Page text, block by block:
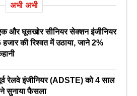
अभी अभी
और घूसखोर सीनियर सेक्शन इंजीनियर
हजार की रिश्वत में उठाया, जाने 2%
रेलवे इंजीनियर (ADSTE) को 4 साल
सुनाया फैसला